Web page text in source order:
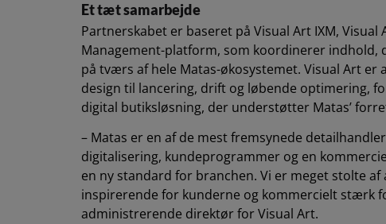
Et tæt samarbejde
Partnerskabet er baseret på Visual Art IXM,
Management-platform, som koordinerer
på tværs af hele Matas-økosystemet. Visual Art
design til lancering, drift og løbende optimering,
digital butiksløsning, der understøtter Matas’
– Matas er en af de mest fremsynede
digitalisering, kundeprogrammer og en
en ny standard for branchen. Vi er meget stolte
inspirerende for kunderne og kommercielt stærk
administrerende direktør for Visual Art.